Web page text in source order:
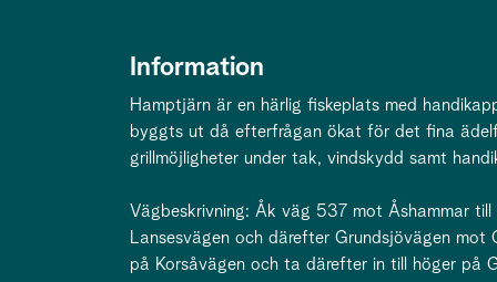
Information
Hamptjärn är en härlig fiskeplats med
byggts ut då efterfrågan ökat för det fina
grillmöjligheter under tak, vindskydd samt
Vägbeskrivning: Åk väg 537 mot Åshammar
Lansesvägen och därefter Grundsjövägen
på Korsåvägen och ta därefter in till höger på